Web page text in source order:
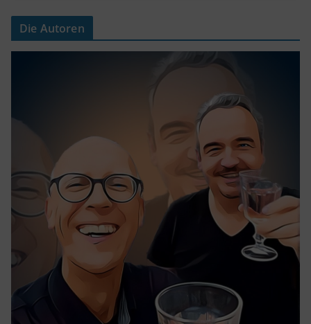
Die Autoren